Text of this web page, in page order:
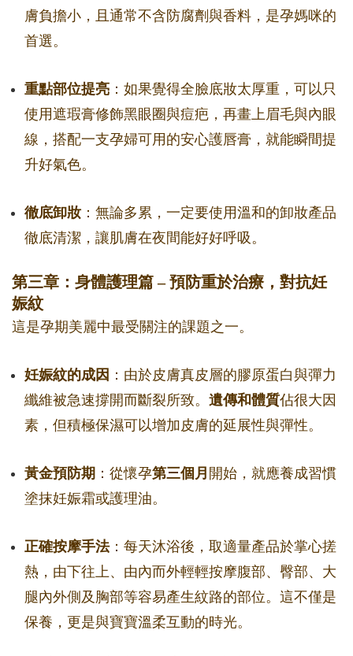
膚負擔小，且通常不含防腐劑與香料，是孕媽咪的
首選。
重點部位提亮 ：如果覺得全臉底妝太厚重，可以只
使用遮瑕膏修飾黑眼圈與痘疤，再畫上眉毛與內眼
線，搭配一支孕婦可用的安心護唇膏，就能瞬間提
升好氣色。
徹底卸妝 ：無論多累，一定要使用溫和的卸妝產品
徹底清潔，讓肌膚在夜間能好好呼吸。
第三章：身體護理篇 – 預防重於治療，對抗妊
娠紋
這是孕期美麗中最受關注的課題之一。
妊娠紋的成因 ：由於皮膚真皮層的膠原蛋白與彈力
纖維被急速撐開而斷裂所致。 遺傳和體質佔很大因
素，但積極保濕可以增加皮膚的延展性與彈性。
黃金預防期 ：從懷孕第三個月 開始，就應養成習慣
塗抹妊娠霜或護理油。
正確按摩手法：每天沐浴後，取適量產品於掌心搓
熱，由下往上、由內而外輕輕按摩腹部、臀部、大
腿內外側及胸部等容易產生紋路的部位。這不僅是
保養，更是與寶寶溫柔互動的時光。